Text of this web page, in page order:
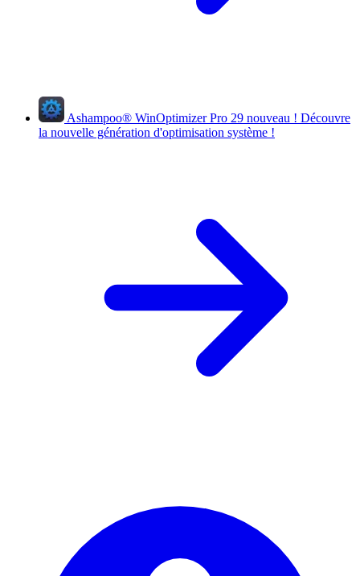
Ashampoo® WinOptimizer Pro 29 nouveau ! Découvre
la nouvelle génération d'optimisation système !